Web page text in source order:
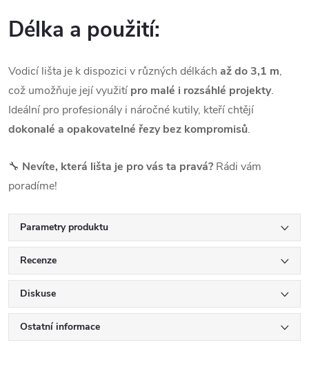
Délka a použití:
Vodicí lišta je k dispozici v různých délkách až do 3,1 m,
což umožňuje její využití pro malé i rozsáhlé projekty.
Ideální pro profesionály i náročné kutily, kteří chtějí
dokonalé a opakovatelné řezy bez kompromisů.
🔧 Nevíte, která lišta je pro vás ta pravá? Rádi vám
poradíme!
Parametry produktu
Recenze
Diskuse
Ostatní informace